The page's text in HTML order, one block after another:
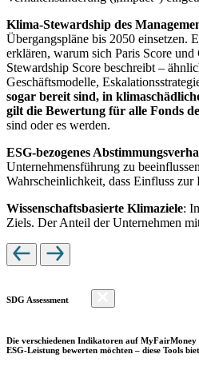
Klima-Stewardship des
Übergangspläne bis 2050 einsetzen.
erklären, warum sich Paris Score
Stewardship Score beschreibt –
Geschäftsmodelle,
sogar bereit sind, in
gilt die Bewertung für alle Fonds
sind oder es werden.
ESG-bezogenes
Unternehmensführung zu
Wahrscheinlichkeit, dass Einfluss
Wissenschaftsbasierte Klimaziele:
Ziels. Der Anteil der Unternehmen
SDG Assessment
Die verschiedenen Indikatoren auf MyFairMoney
ESG-Leistung bewerten möchten – diese Tools